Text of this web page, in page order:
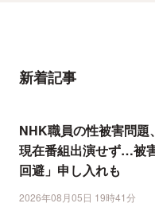
新着記事
NHK職員の性被害問題
現在番組出演せず…被
回避」申し入れも
2026年08月05日 19時41分